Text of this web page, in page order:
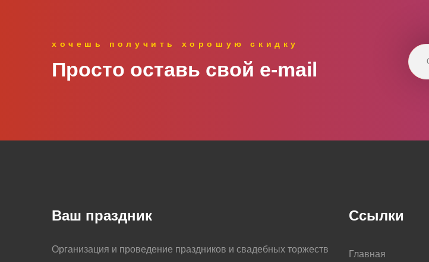
хочешь получить хорошую скидку
Просто оставь свой e‑mail
Ваш праздник
Организация и проведение праздников и свадебных торжеств
Ссылки
Главная